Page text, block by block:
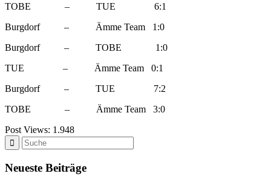
TOBE – TUE 6:1
Burgdorf – Ämme Team 1:0
Burgdorf – TOBE 1:0
TUE – Ämme Team 0:1
Burgdorf – TUE 7:2
TOBE – Ämme Team 3:0
Post Views: 1.948
Neueste Beiträge